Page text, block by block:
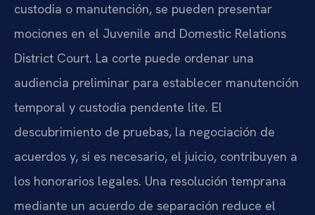
custodia o manutención, se pueden presentar
mociones en el Juvenile and Domestic Relations
District Court. La corte puede ordenar una
audiencia preliminar para establecer manutención
temporal y custodia pendente lite. El
descubrimiento de pruebas, la negociación de
acuerdos y, si es necesario, el juicio, contribuyen a
los honorarios legales. Una resolución temprana
mediante un acuerdo de separación reduce el